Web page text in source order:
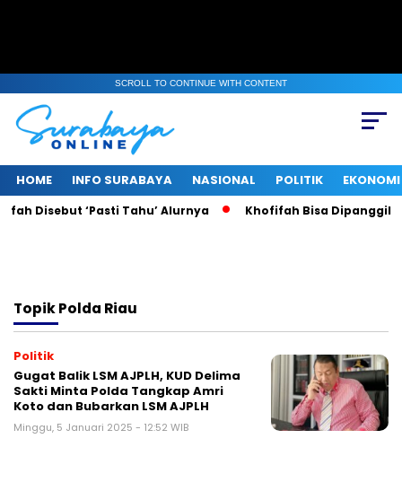
SCROLL TO CONTINUE WITH CONTENT
HOME INFO SURABAYA NASIONAL POLITIK EKONOMI
Disebut ‘Pasti Tahu’ Alurnya Khofifah Bisa Dipanggil
TopikPolda Riau
Politik
Gugat Balik LSM AJPLH, KUD Delima
Sakti Minta Polda Tangkap Amri
Koto dan Bubarkan LSM AJPLH
Minggu, 5 Januari 2025 - 12:52 WIB